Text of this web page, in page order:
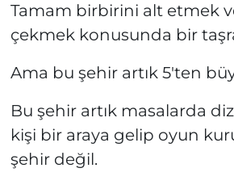
Tamam birbirini alt etmek
çekmek konusunda bir
Ama bu şehir artık 5'ten
Bu şehir artık masalarda
kişi bir araya gelip oyun
şehir değil.